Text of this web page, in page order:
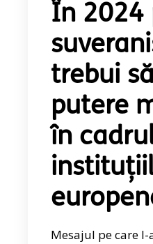
În 2024
trebui
putere
în
Mesajul pe care